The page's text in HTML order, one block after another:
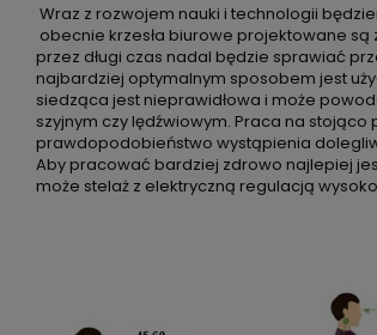
Wraz z rozwojem nauki i technologii
obecnie krzesła biurowe projektowane
przez długi czas nadal będzie sprawiać
najbardziej optymalnym sposobem jest
siedząca jest nieprawidłowa i może
szyjnym czy lędźwiowym. Praca na
prawdopodobieństwo wystąpienia
Aby pracować bardziej zdrowo najlepiej
może stelaż z elektryczną regulacją